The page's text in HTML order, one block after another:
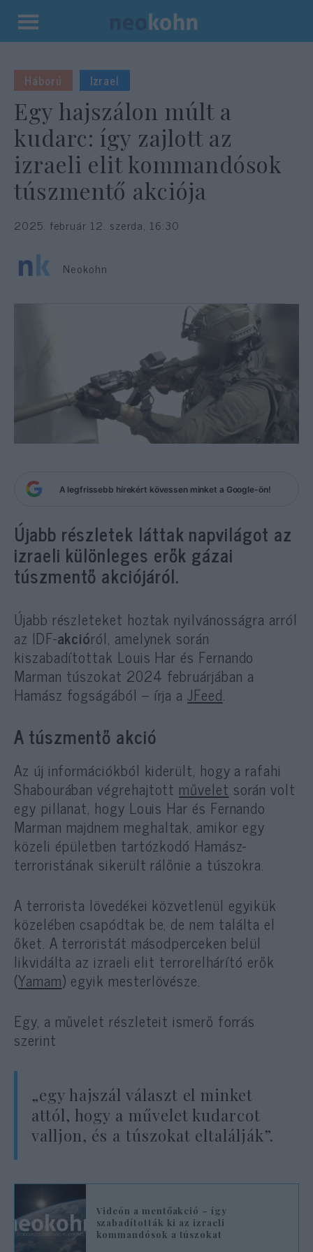
Kilépés
tartalomba
Háború Izrael
Egy hajszálon múlt a
kudarc: így zajlott az
izraeli elit kommandósok
túszmentő akciója
2025. február 12. szerda, 16:30
Neokohn
A legfrissebb hírekért kövessen minket a Google-ön!
Újabb részletek láttak napvilágot az
izraeli különleges erők gázai
túszmentő akciójáról.
Újabb részleteket hoztak nyilvánosságra arról
az IDF-akcióról, amelynek során
kiszabadítottak Louis Har és Fernando
Marman túszokat 2024 februárjában a
Hamász fogságából – írja aJFeed.
A túszmentő akció
Az új információkból kiderült, hogy a rafahi
Shabourában végrehajtott művelet során volt
egy pillanat, hogy Louis Har és Fernando
Marman majdnem meghaltak, amikor egy
közeli épületben tartózkodó Hamász-
terroristának sikerült rálőnie a túszokra.
A terrorista lövedékei közvetlenül egyikük
közelében csapódtak be, de nem találta el
őket. A terroristát másodperceken belül
likvidálta az izraeli elit terrorelhárító erők
(Yamam) egyik mesterlövésze.
Egy, a művelet részleteit ismerő forrás
szerint
„egy hajszál választ el minket
attól, hogy a művelet kudarcot
valljon, és a túszokat eltalálják”.
Videón a mentőakció – így
szabadították ki az izraeli
kommandósok a túszokat